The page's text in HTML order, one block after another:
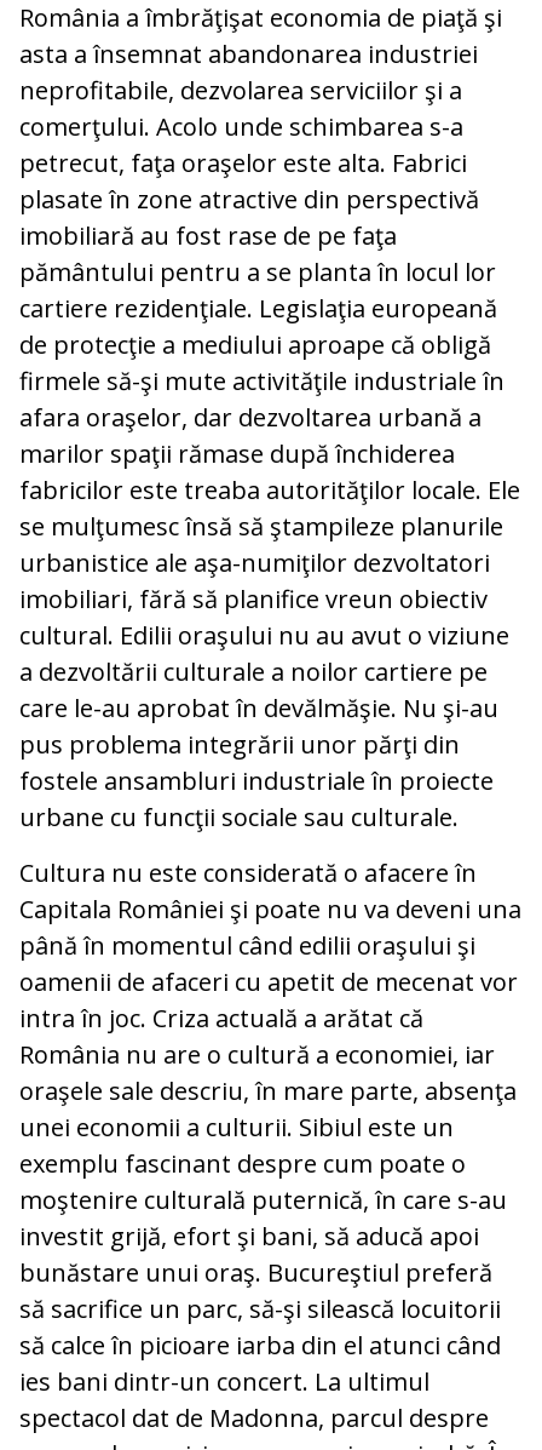
România a îmbrăţişat economia de piaţă şi
asta a însemnat abandonarea industriei
neprofitabile, dezvolarea serviciilor şi a
comerţului. Acolo unde schimbarea s-a
petrecut, faţa oraşelor este alta. Fabrici
plasate în zone atractive din perspectivă
imobiliară au fost rase de pe faţa
pământului pentru a se planta în locul lor
cartiere rezidenţiale. Legislaţia europeană
de protecţie a mediului aproape că obligă
firmele să-şi mute activităţile industriale în
afara oraşelor, dar dezvoltarea urbană a
marilor spaţii rămase după închiderea
fabricilor este treaba autorităţilor locale. Ele
se mulţumesc însă să ştampileze planurile
urbanistice ale aşa-numiţilor dezvoltatori
imobiliari, fără să planifice vreun obiectiv
cultural. Edilii oraşului nu au avut o viziune
a dezvoltării culturale a noilor cartiere pe
care le-au aprobat în devălmăşie. Nu şi-au
pus problema integrării unor părţi din
fostele ansambluri industriale în proiecte
urbane cu funcţii sociale sau culturale.
Cultura nu este considerată o afacere în
Capitala României şi poate nu va deveni una
până în momentul când edilii oraşului şi
oamenii de afaceri cu apetit de mecenat vor
intra în joc. Criza actuală a arătat că
România nu are o cultură a economiei, iar
oraşele sale descriu, în mare parte, absenţa
unei economii a culturii. Sibiul este un
exemplu fascinant despre cum poate o
moştenire culturală puternică, în care s-au
investit grijă, efort şi bani, să aducă apoi
bunăstare unui oraş. Bucureştiul preferă
să sacrifice un parc, să-şi silească locuitorii
să calce în picioare iarba din el atunci când
ies bani dintr-un concert. La ultimul
spectacol dat de Madonna, parcul despre